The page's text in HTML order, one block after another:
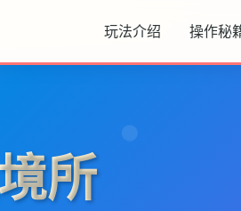
玩法介绍 操作秘
所